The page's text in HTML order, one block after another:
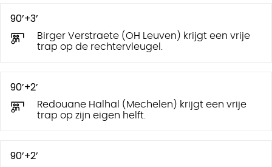
90’+3’
Birger Verstraete (OH Leuven) krijgt een vrije
trap op de rechtervleugel.
90’+2’
Redouane Halhal (Mechelen) krijgt een vrije
trap op zijn eigen helft.
90’+2’